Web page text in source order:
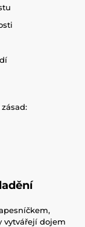
vytvářejí dojem